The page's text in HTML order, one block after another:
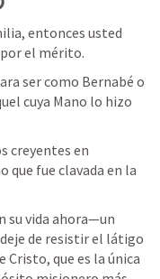
entonces usted
el mérito.
ser como Bernabé o
cuya Mano lo hizo
creyentes en
que fue clavada en la
su vida ahora—un
de resistir el látigo
Cristo, que es la única